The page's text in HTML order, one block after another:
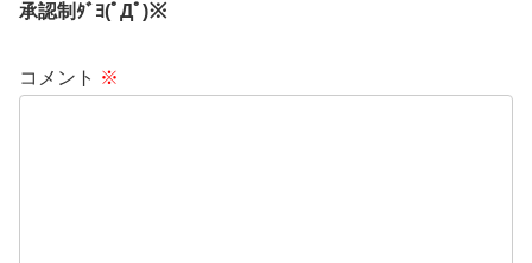
承認制ﾀﾞﾖ(ﾟДﾟ)※
コメント ※